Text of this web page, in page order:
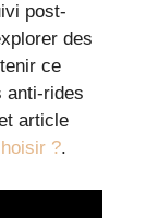
post-
des
ce
anti-rides
article
?.